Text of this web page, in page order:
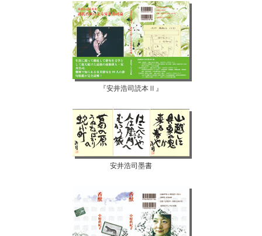
『安井浩司読本Ⅱ』
安井浩司墨書